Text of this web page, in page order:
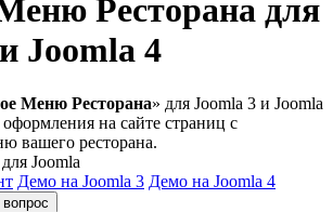
Ресторана для
Joomla 4
Меню Ресторана» для Joomla 3 и Joomla
на сайте страниц с
вашего ресторана.
Демо на Joomla 3 Демо на Joomla 4